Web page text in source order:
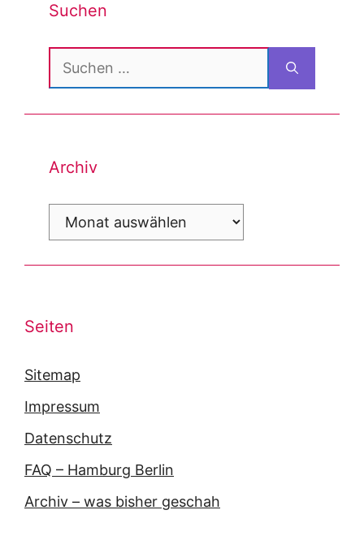
Suchen
Suchen
nach:
Archiv
Archiv
Seiten
Sitemap
Impressum
Datenschutz
FAQ – Hamburg Berlin
Archiv – was bisher geschah